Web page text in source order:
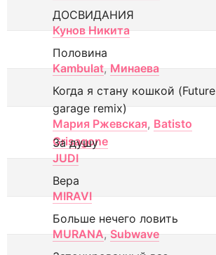
ДОСВИДАНИЯ
Кунов Никита
Половина
Kambulat, Минаева
Когда я стану кошкой (Future
garage remix)
Мария Ржевская, Batisto
Grisagone
За душу
JUDI
Вера
MIRAVI
Больше нечего ловить
MURANA, Subwave